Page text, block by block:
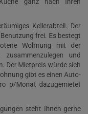
ganz nach Ihren
Kellerabteil. Der
frei. Es bestegt
Wohnung mit der
zusammenzulegen und
Der Mietpreis würde sich
gibt es einen Auto-
p/Monat dazugemietet
steht Ihnen gerne